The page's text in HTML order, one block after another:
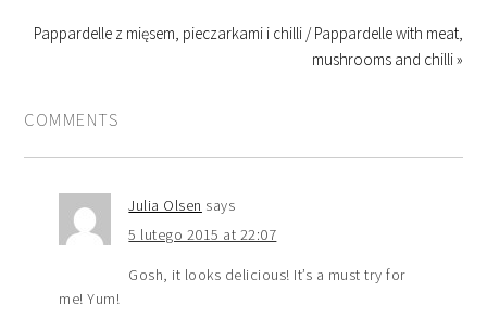
Pappardelle z mięsem, pieczarkami i chilli / Pappardelle with meat,
mushrooms and chilli »
COMMENTS
Julia Olsen says
5 lutego 2015 at 22:07
Gosh, it looks delicious! It’s a must try for
me! Yum!